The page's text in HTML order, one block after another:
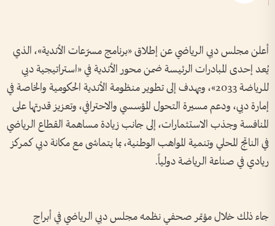
أعلن مجلس دبي الرياضي عن إطلاق «برنامج مسرّعات الأندية»، الذي
يُعد إحدى المبادرات الرئيسة ضمن محور الأندية في «استراتيجية دبي
للرياضة 2033»، ويهدف إلى تطوير منظومة الأندية الحكومية والخاصة في
إمارة دبي، ودعم مسيرة التحول المؤسسي والاحترافي، وتعزيز قدرتها على
المنافسة وجذب الاستثمارات، إلى جانب زيادة مساهمة القطاع الرياضي
في الناتج المحلي وتنمية المواهب الوطنية، بما يتماشى مع مكانة دبي كمركز
ريادي في صناعة الرياضة دولياً.
جاء ذلك خلال مؤتمر صحفي نظمه مجلس دبي الرياضي في أبراج